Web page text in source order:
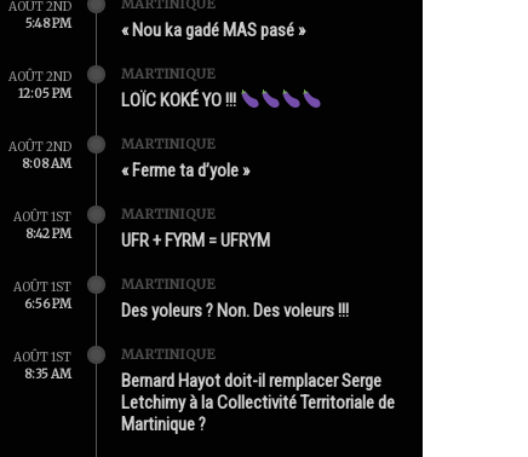
AOÛT 2ND
5:48 PM
MARTINIQUE
« Nou ka gadé MAS pasé »
AOÛT 2ND
12:05 PM
MARTINIQUE
LOÏC KOKÉ YO !!!
AOÛT 2ND
8:08 AM
MARTINIQUE
« Ferme ta d’yole »
AOÛT 1ST
8:42 PM
MARTINIQUE
UFR + FYRM = UFRYM
AOÛT 1ST
6:56 PM
MARTINIQUE
Des yoleurs ? Non. Des voleurs !!!
AOÛT 1ST
8:35 AM
MARTINIQUE
Bernard Hayot doit-il remplacer Serge
Letchimy à la Collectivité Territoriale de
Martinique ?